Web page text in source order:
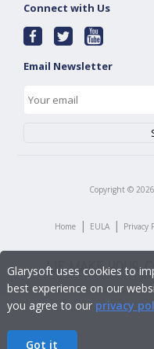
Connect with Us
Email Newsletter
Copyright © 2026
Home | EULA | Privacy
Glarysoft uses cookies to
best experience on our
you agree to our privacy
Got it